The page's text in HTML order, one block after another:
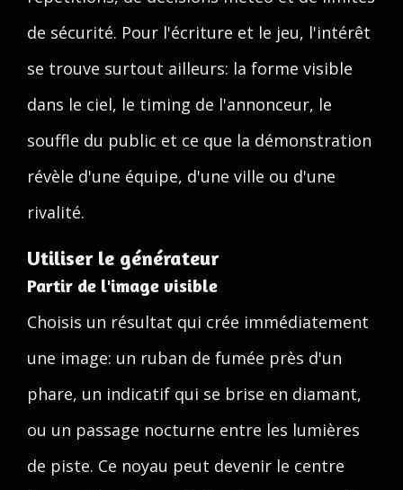
de sécurité. Pour l'écriture et le jeu, l'intérêt
se trouve surtout ailleurs: la forme visible
dans le ciel, le timing de l'annonceur, le
souffle du public et ce que la démonstration
révèle d'une équipe, d'une ville ou d'une
rivalité.
Utiliser le générateur
Partir de l'image visible
Choisis un résultat qui crée immédiatement
une image: un ruban de fumée près d'un
phare, un indicatif qui se brise en diamant,
ou un passage nocturne entre les lumières
de piste. Ce noyau peut devenir le centre